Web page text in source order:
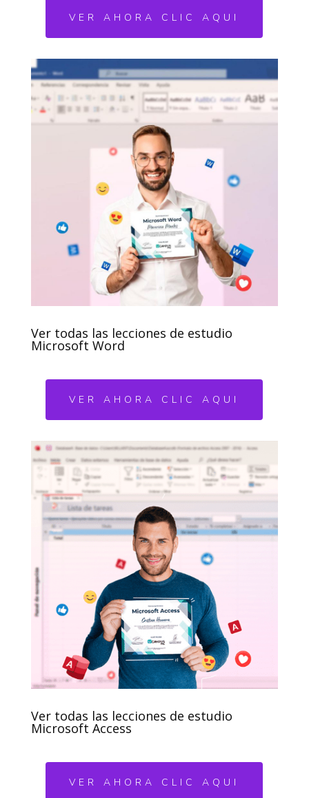
VER AHORA CLIC AQUI
Ver todas las lecciones de estudio
Microsoft Word
VER AHORA CLIC AQUI
Ver todas las lecciones de estudio
Microsoft Access
VER AHORA CLIC AQUI